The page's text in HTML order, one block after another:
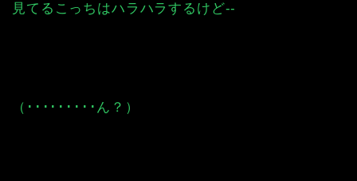
見てるこっちはハラハラするけど--
（･････････ん？）